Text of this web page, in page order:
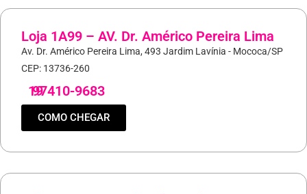
Loja 1A99 – AV. Dr. Américo Pereira Lima
Av. Dr. Américo Pereira Lima, 493 Jardim Lavínia - Mococa/SP
CEP: 13736-260
19
97410-9683
COMO CHEGAR